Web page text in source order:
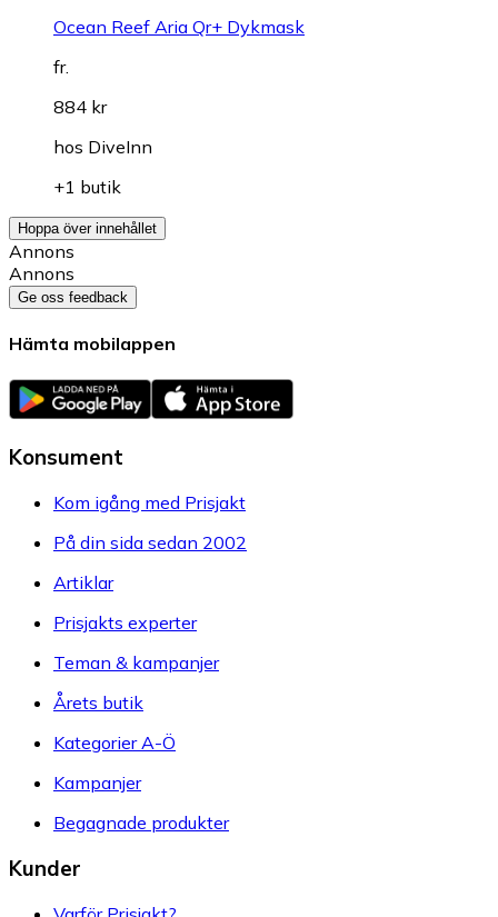
Ocean Reef Aria Qr+ Dykmask
fr.
884 kr
hos DiveInn
+1 butik
Hoppa över innehållet
Annons
Annons
Ge oss feedback
Hämta mobilappen
Konsument
Kom igång med Prisjakt
På din sida sedan 2002
Artiklar
Prisjakts experter
Teman & kampanjer
Årets butik
Kategorier A-Ö
Kampanjer
Begagnade produkter
Kunder